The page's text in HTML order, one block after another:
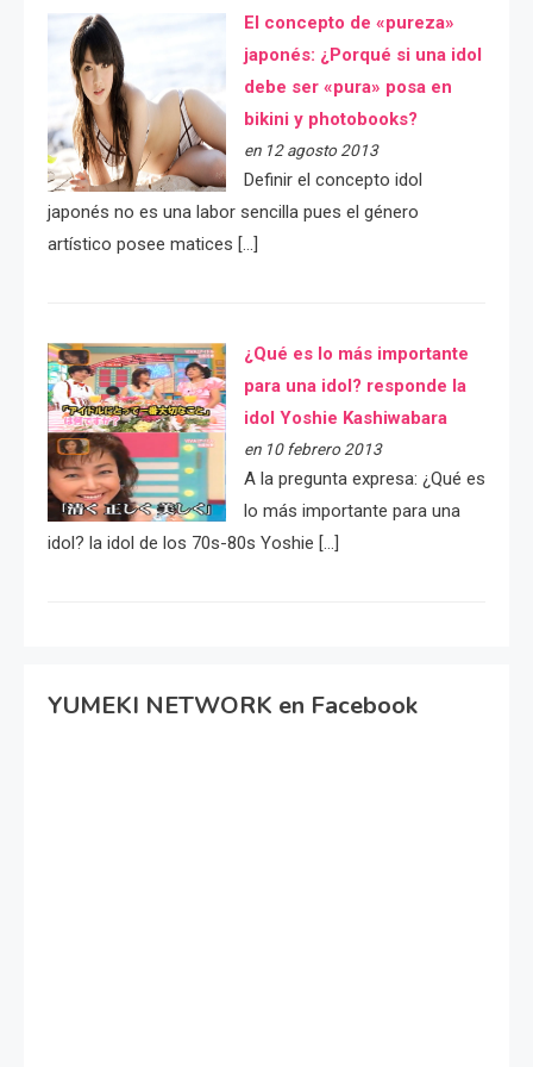
El concepto de «pureza»
japonés: ¿Porqué si una idol
debe ser «pura» posa en
bikini y photobooks?
en 12 agosto 2013
Definir el concepto idol
japonés no es una labor sencilla pues el género
artístico posee matices […]
¿Qué es lo más importante
para una idol? responde la
idol Yoshie Kashiwabara
en 10 febrero 2013
A la pregunta expresa: ¿Qué es
lo más importante para una
idol? la idol de los 70s-80s Yoshie […]
YUMEKI NETWORK en Facebook